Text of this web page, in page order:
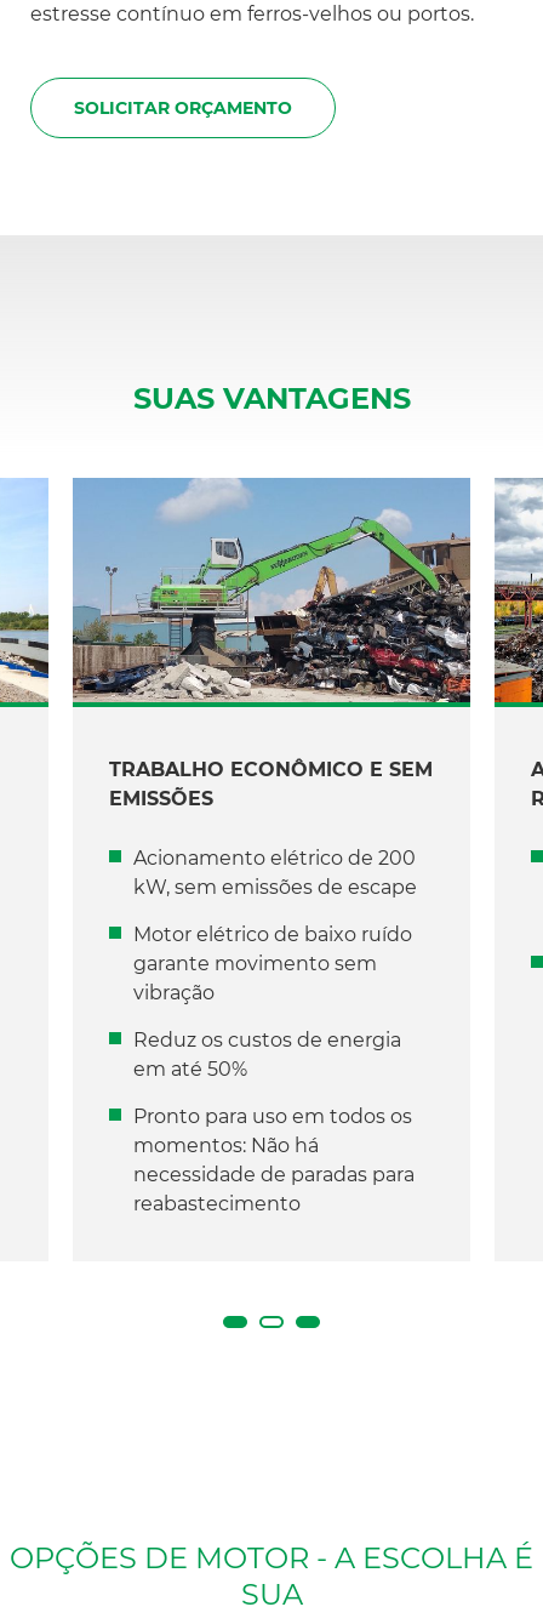
estresse contínuo em ferros-velhos ou portos.
SOLICITAR ORÇAMENTO
SUAS VANTAGENS
TRABALHO ECONÔMICO E SEM
EMISSÕES
Acionamento elétrico de 200
kW, sem emissões de escape
Motor elétrico de baixo ruído
garante movimento sem
vibração
Reduz os custos de energia
em até 50%
Pronto para uso em todos os
momentos: Não há
necessidade de paradas para
reabastecimento
OPÇÕES DE MOTOR - A ESCOLHA É
SUA